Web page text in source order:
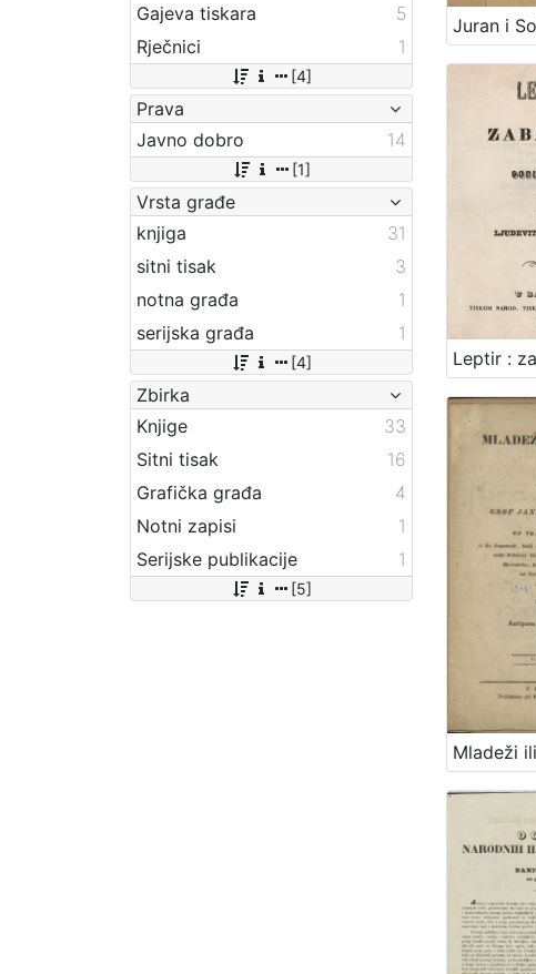
Gajeva tiskara
5
Rječnici
1
[4]
Prava
Javno dobro
14
[1]
Vrsta građe
knjiga
31
sitni tisak
3
notna građa
1
serijska građa
1
[4]
Zbirka
Knjige
33
Sitni tisak
16
Grafička građa
4
Notni zapisi
1
Serijske publikacije
1
[5]